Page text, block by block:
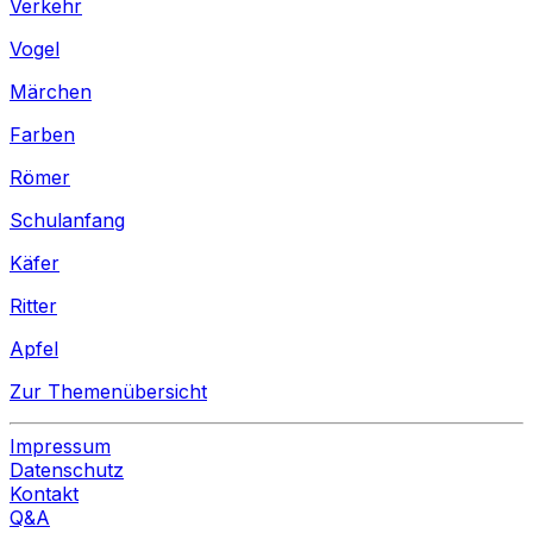
Verkehr
Vogel
Märchen
Farben
Römer
Schulanfang
Käfer
Ritter
Apfel
Zur Themenübersicht
Impressum
Datenschutz
Kontakt
Q&A